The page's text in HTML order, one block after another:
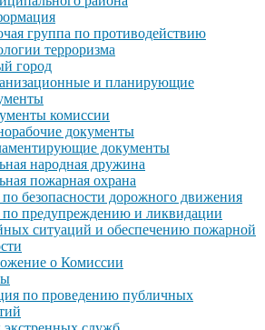
группа по противодействию
терроризма
город
и планирующие
комиссии
документы
документы
народная дружина
пожарная охрана
безопасности дорожного движения
предупреждению и ликвидации
ситуаций и обеспечению пожарной
о Комиссии
по проведению публичных